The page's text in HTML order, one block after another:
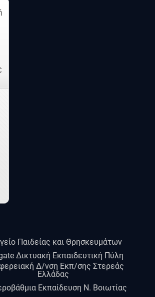
Παιδείας και Θρησκευμάτων
Δικτυακή Εκπαιδευτική Πύλη
Δ/νση Εκπ/σης Στερεάς
Ελλάδας
Εκπαίδευση Ν. Βοιωτίας